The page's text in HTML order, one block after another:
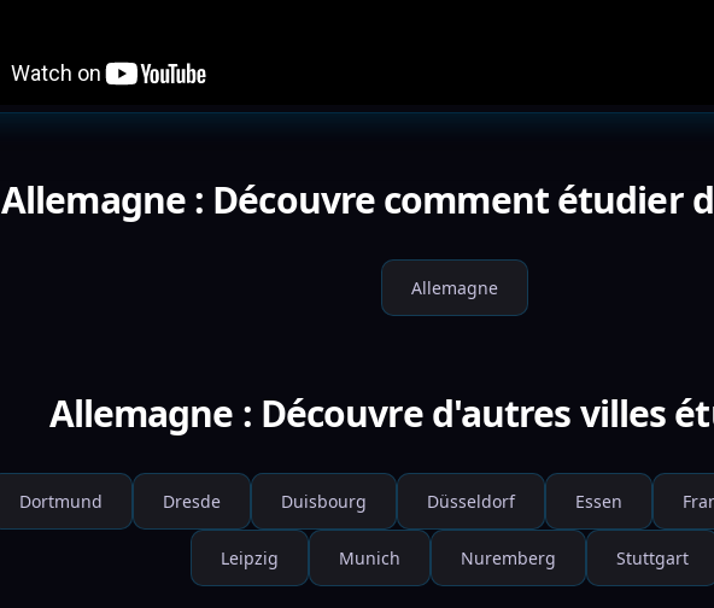
Allemagne : Découvre comment étudier
Allemagne
Allemagne : Découvre d'autres villes
Dortmund Dresde Duisbourg Düsseldorf Essen
Leipzig Munich Nuremberg Stuttgart